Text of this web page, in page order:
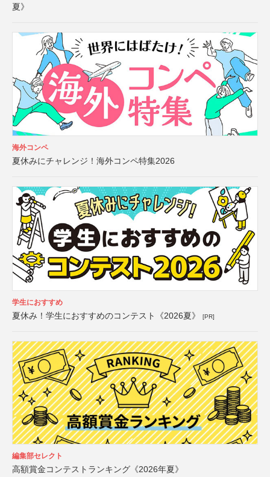
夏》
海外コンペ
夏休みにチャレンジ！海外コンペ特集2026
学生におすすめ
夏休み！学生におすすめのコンテスト《2026夏》 [PR]
編集部セレクト
高額賞金コンテストランキング《2026年夏》